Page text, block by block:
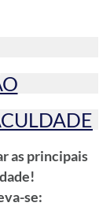
as principais
se: